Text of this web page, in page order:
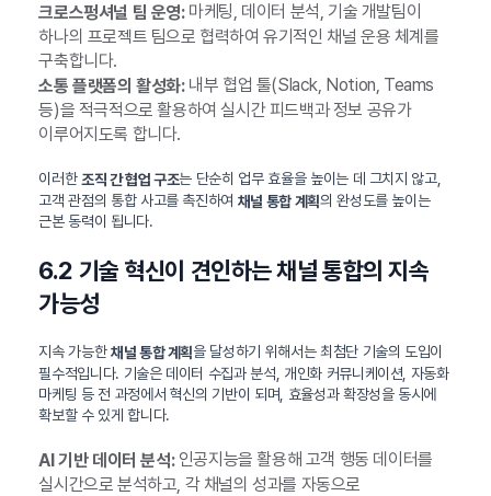
크로스펑셔널 팀 운영:마케팅, 데이터 분석, 기술 개발팀이
하나의 프로젝트 팀으로 협력하여 유기적인 채널 운용 체계를
구축합니다.
소통 플랫폼의 활성화:내부 협업 툴(Slack, Notion, Teams
등)을 적극적으로 활용하여 실시간 피드백과 정보 공유가
이루어지도록 합니다.
이러한조직 간 협업 구조는 단순히 업무 효율을 높이는 데 그치지 않고,
고객 관점의 통합 사고를 촉진하여 채널 통합 계획의 완성도를 높이는
근본 동력이 됩니다.
6.2 기술 혁신이 견인하는 채널 통합의 지속
가능성
지속 가능한채널 통합 계획을 달성하기 위해서는 최첨단 기술의 도입이
필수적입니다. 기술은 데이터 수집과 분석, 개인화 커뮤니케이션, 자동화
마케팅 등 전 과정에서 혁신의 기반이 되며, 효율성과 확장성을 동시에
확보할 수 있게 합니다.
AI 기반 데이터 분석:인공지능을 활용해 고객 행동 데이터를
실시간으로 분석하고, 각 채널의 성과를 자동으로